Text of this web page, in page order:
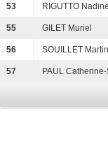
53 RIGUTTO
55 GILET Muriel
56 SOUILLET
57 PAUL